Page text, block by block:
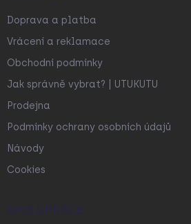
Doprava a platba
Vrácení a reklamace
Obchodní podmínky
Jak správně vybrat? | UTUKUTU
Prodejna
Podmínky ochrany osobních údajů
Návody
Cookies
SPOLUPRÁCE